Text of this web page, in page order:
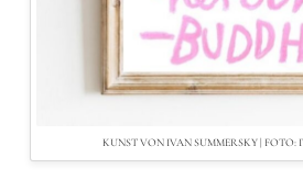
KUNST VON IVAN SUMMERSKY | FOTO: